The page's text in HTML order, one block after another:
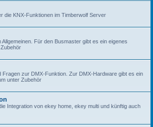
die KNX-Funktionen im Timberwolf Server
Allgemeinen. Für den Busmaster gibt es ein eigenes
Fragen zur DMX-Funktion. Zur DMX-Hardware gibt es ein
unter Zubehör
Integration von ekey home, ekey multi und künftig auch